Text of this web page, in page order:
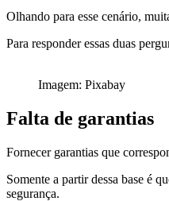
Olhando para esse cenário,
Para responder essas duas
Imagem: Pixabay
Falta de garantias
Fornecer garantias que
Somente a partir dessa base é
segurança.